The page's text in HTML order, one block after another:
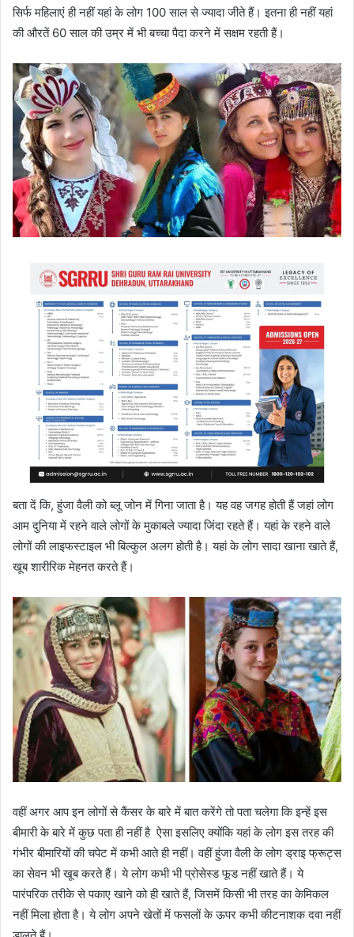
सिर्फ महिलाएं ही नहीं यहां के लोग 100 साल से ज्यादा जीते हैं। इतना ही नहीं यहां
की औरतें 60 साल की उम्र में भी बच्चा पैदा करने में सक्षम रहती हैं।
बता दें कि, हुंजा वैली को ब्लू जोन में गिना जाता है। यह वह जगह होती हैं जहां लोग
आम दुनिया में रहने वाले लोगों के मुकाबले ज्यादा जिंदा रहते हैं। यहां के रहने वाले
लोगों की लाइफस्टाइल भी बिल्कुल अलग होती है। यहां के लोग सादा खाना खाते हैं,
खूब शारीरिक मेहनत करते हैं।
वहीं अगर आप इन लोगों से कैंसर के बारे में बात करेंगे तो पता चलेगा कि इन्हें इस
बीमारी के बारे में कुछ पता ही नहीं है ऐसा इसलिए क्योंकि यहां के लोग इस तरह की
गंभीर बीमारियों की चपेट में कभी आते ही नहीं। वहीं हुंजा वैली के लोग ड्राइ फ्रूट्स
का सेवन भी खूब करते हैं। ये लोग कभी भी प्रोसेस्ड फूड नहीं खाते हैं। ये
पारंपरिक तरीके से पकाए खाने को ही खाते हैं, जिसमें किसी भी तरह का केमिकल
नहीं मिला होता है। ये लोग अपने खेतों में फसलों के ऊपर कभी कीटनाशक दवा नहीं